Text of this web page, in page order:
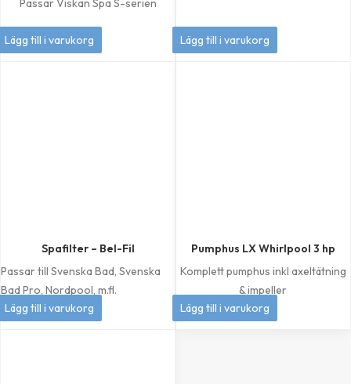
Passar Viskan Spa S-serien
449kr
Lägg till i varukorg 349kr
Lägg till i varukorg
Spafilter – Bel-Fil
Passar till Svenska Bad, Svenska
Bad Pro, Nordpool, m.fl.
399kr
Lägg till i varukorg
Pumphus LX Whirlpool 3 hp
Komplett pumphus inkl axeltätning
& impeller
1 049kr
Lägg till i varukorg